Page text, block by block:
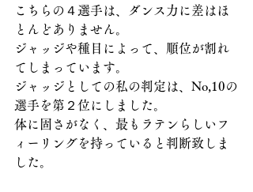
こちらの４選手は、ダンス力に差はほ
とんどありません。
ジャッジや種目によって、順位が割れ
てしまっています。
ジャッジとしての私の判定は、No,10の
選手を第２位にしました。
体に固さがなく、最もラテンらしいフ
ィーリングを持っていると判断致しま
した。